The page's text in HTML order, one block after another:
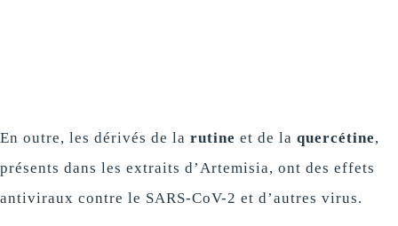
En outre, les dérivés de la rutine et de la quercétine,
présents dans les extraits d’Artemisia, ont des effets
antiviraux contre le SARS-CoV-2 et d’autres virus.